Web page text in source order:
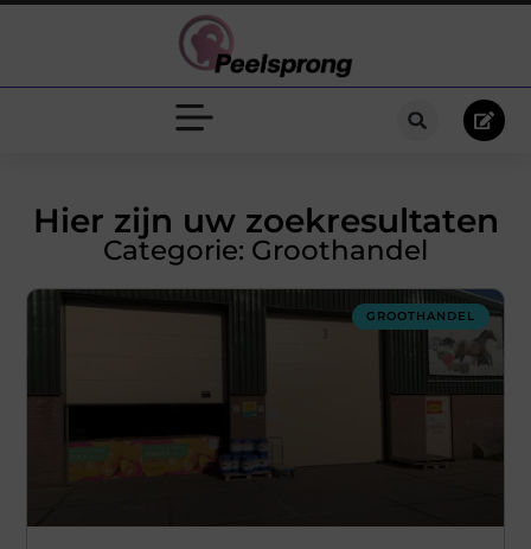
Hier zijn uw zoekresultaten
Categorie: Groothandel
GROOTHANDEL